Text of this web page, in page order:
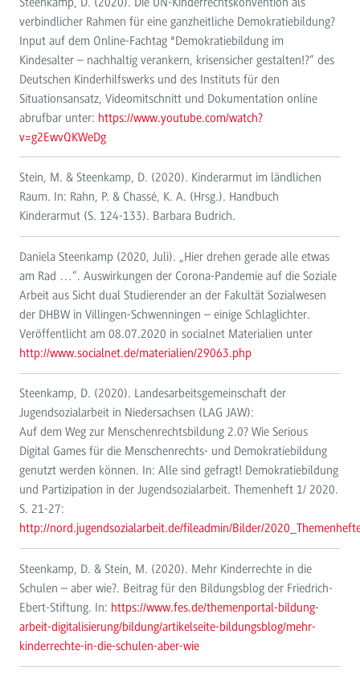
verbindlicher Rahmen für eine ganzheitliche Demokratiebildung?
Input auf dem Online-Fachtag "Demokratiebildung im
Kindesalter – nachhaltig verankern, krisensicher gestalten!?“ des
Deutschen Kinderhilfswerks und des Instituts für den
Situationsansatz, Videomitschnitt und Dokumentation online
abrufbar unter: https://www.youtube.com/watch?
v=g2EwvQKWeDg
Stein, M. & Steenkamp, D. (2020). Kinderarmut im ländlichen
Raum. In: Rahn, P. & Chassé, K. A. (Hrsg.). Handbuch
Kinderarmut (S. 124-133). Barbara Budrich.
Daniela Steenkamp (2020, Juli). „Hier drehen gerade alle etwas
am Rad …“. Auswirkungen der Corona-Pandemie auf die Soziale
Arbeit aus Sicht dual Studierender an der Fakultät Sozialwesen
der DHBW in Villingen-Schwenningen – einige Schlaglichter.
Veröffentlicht am 08.07.2020 in socialnet Materialien unter
http://www.socialnet.de/materialien/29063.php
Steenkamp, D. (2020). Landesarbeitsgemeinschaft der
Jugendsozialarbeit in Niedersachsen (LAG JAW):
Auf dem Weg zur Menschenrechtsbildung 2.0? Wie Serious
Digital Games für die Menschenrechts- und Demokratiebildung
genutzt werden können. In: Alle sind gefragt! Demokratiebildung
und Partizipation in der Jugendsozialarbeit. Themenheft 1/ 2020.
S. 21-27:
http://nord.jugendsozialarbeit.de/fileadmin/Bilder/
Steenkamp, D. & Stein, M. (2020). Mehr Kinderrechte in die
Schulen – aber wie?. Beitrag für den Bildungsblog der Friedrich-
Ebert-Stiftung. In: https://www.fes.de/themenportal-bildung-
arbeit-digitalisierung/bildung/artikelseite-bildungsblog/mehr-
kinderrechte-in-die-schulen-aber-wie